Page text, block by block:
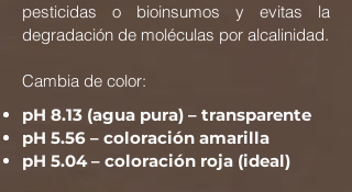
pesticidas o bioinsumos y evitas la
degradación de moléculas por alcalinidad.
Cambia de color:
pH 8.13 (agua pura) – transparente
pH 5.56 – coloración amarilla
pH 5.04 – coloración roja (ideal)